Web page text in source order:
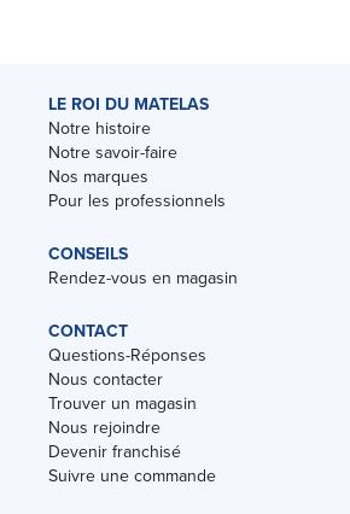
LE ROI DU MATELAS
Notre histoire
Notre savoir-faire
Nos marques
Pour les professionnels
CONSEILS
Rendez-vous en magasin
CONTACT
Questions-Réponses
Nous contacter
Trouver un magasin
Nous rejoindre
Devenir franchisé
Suivre une commande